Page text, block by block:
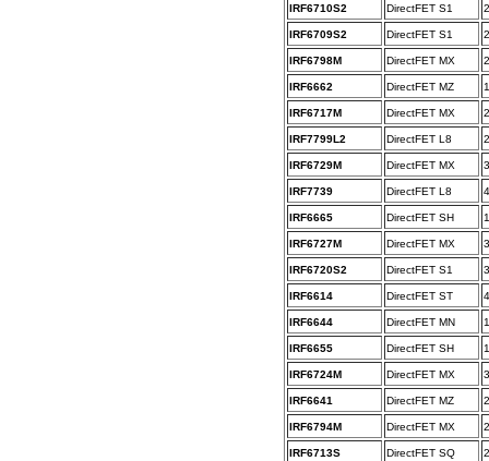
IRF6710S2 DirectFET S1
IRF6709S2 DirectFET S1
IRF6798M DirectFET MX
IRF6662 DirectFET MZ
IRF6717M DirectFET MX
IRF7799L2 DirectFET L8
IRF6729M DirectFET MX
IRF7739 DirectFET L8
IRF6665 DirectFET SH
IRF6727M DirectFET MX
IRF6720S2 DirectFET S1
IRF6614 DirectFET ST
IRF6644 DirectFET MN
IRF6655 DirectFET SH
IRF6724M DirectFET MX
IRF6641 DirectFET MZ
IRF6794M DirectFET MX
IRF6713S DirectFET SQ